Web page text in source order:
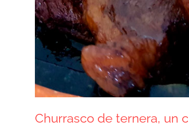
Churrasco de ternera, un